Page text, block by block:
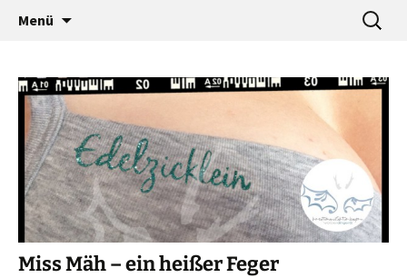
baumann-accessories
…a designers world
Menü
Suche
nach:
Miss Mäh – ein heißer Feger